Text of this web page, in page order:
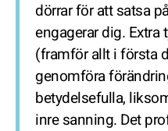
dörrar för att satsa
engagerar dig.
(framför allt i första
genomföra
betydelsefulla,
inre sanning. Det